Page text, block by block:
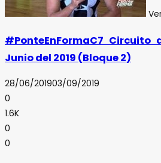
#PonteEnFormaC7 Circuito
Junio del 2019 (Bloque 2)
28/06/201903/09/2019
0
1.6K
0
0